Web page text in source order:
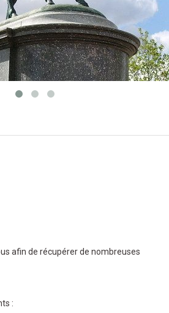
afin de récupérer de nombreuses
: